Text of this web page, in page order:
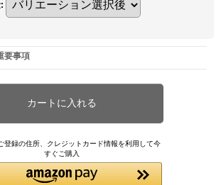
:
要事項
登録の住所、クレジットカード情報を利用して今
すぐご購入